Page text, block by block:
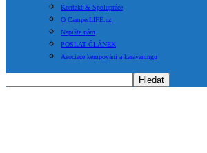
Kontakt & Spolupráce
O CamperLIFE.cz
Napište nám
POSLAT ČLÁNEK
Asociace kempování a karavaningu